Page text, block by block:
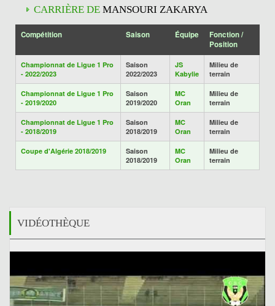
CARRIÈRE DE MANSOURI ZAKARYA
Compétition Saison Équipe
Fonction /
Position
Championnat de Ligue 1 Pro
- 2022/2023
Saison
2022/2023
JS
Kabylie
Milieu de
terrain
Championnat de Ligue 1 Pro
- 2019/2020
Saison
2019/2020
MC
Oran
Milieu de
terrain
Championnat de Ligue 1 Pro
- 2018/2019
Saison
2018/2019
MC
Oran
Milieu de
terrain
Coupe d'Algérie 2018/2019
Saison
2018/2019
MC
Oran
Milieu de
terrain
VIDÉOTHÈQUE